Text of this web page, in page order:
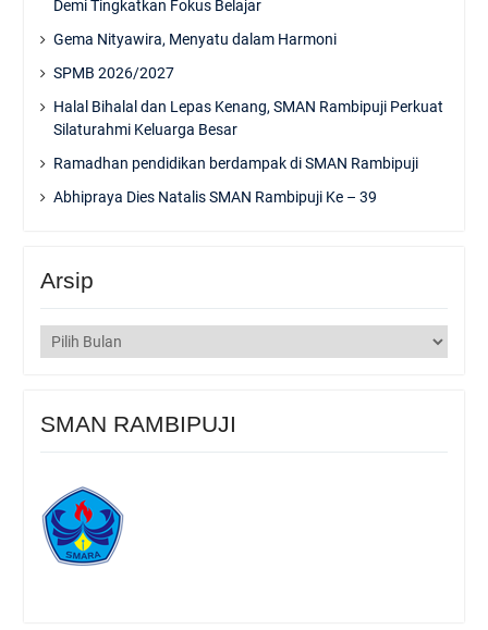
Demi Tingkatkan Fokus Belajar
Gema Nityawira, Menyatu dalam Harmoni
SPMB 2026/2027
Halal Bihalal dan Lepas Kenang, SMAN Rambipuji Perkuat
Silaturahmi Keluarga Besar
Ramadhan pendidikan berdampak di SMAN Rambipuji
Abhipraya Dies Natalis SMAN Rambipuji Ke – 39
Arsip
Arsip
SMAN RAMBIPUJI